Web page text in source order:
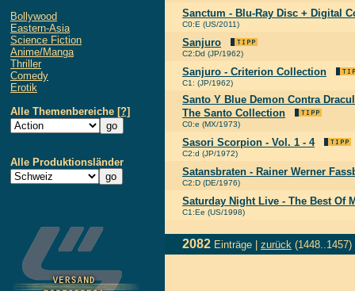
Bollywood
Eastern-Asia
Science Fiction
Anime/Manga
Thriller
Comedy
Erotik
Alle Themenbereiche [?]
Alle Produktionsländer
Sanctum - Blu-Ray Disc + Digital
C0:E (US/2011)
Sanjuro
C2:Dd (JP/1962)
Sanjuro - Criterion Collection
C1: (JP/1962)
Santo Y Blue Demon Contra
The Santo Collection
C0:e (MX/1973)
Sasori Scorpion - Vol. 1 - 4
C2:d (JP/1972)
Satansbraten - Rainer Werner
C2:D (DE/1976)
Saturday Night Live - The Best Of
C1:Ee (US/1998)
2082 Einträge | zurück (1448..1457)